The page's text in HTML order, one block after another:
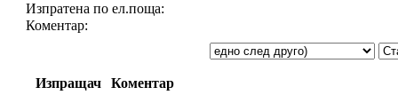
Изпратена по ел.поща:
Коментар:
Изпращач Коментар